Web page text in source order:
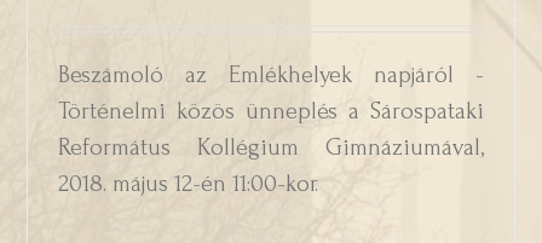
Beszámoló az Emlékhelyek napjáról -
Történelmi közös ünneplés a Sárospataki
Református Kollégium Gimnáziumával,
2018. május 12-én 11:00-kor.